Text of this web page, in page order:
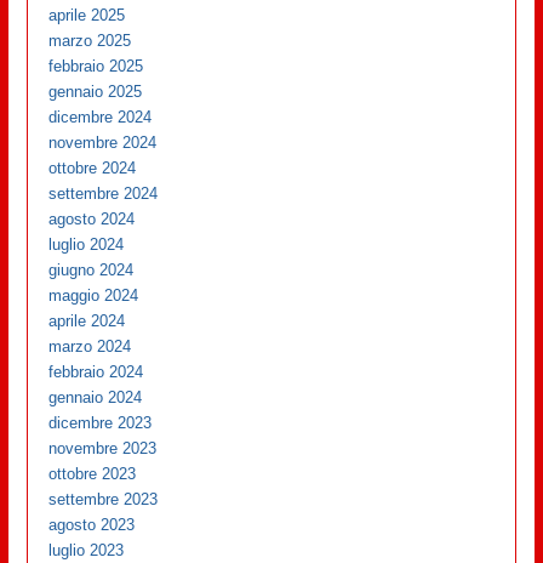
aprile 2025
marzo 2025
febbraio 2025
gennaio 2025
dicembre 2024
novembre 2024
ottobre 2024
settembre 2024
agosto 2024
luglio 2024
giugno 2024
maggio 2024
aprile 2024
marzo 2024
febbraio 2024
gennaio 2024
dicembre 2023
novembre 2023
ottobre 2023
settembre 2023
agosto 2023
luglio 2023